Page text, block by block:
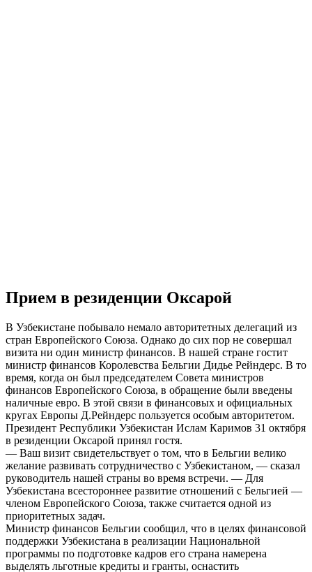
Прием в резиденции Оксарой
В Узбекистане побывало немало авторитетных делегаций из
стран Европейского Союза. Однако до сих пор не совершал
визита ни один министр финансов. В нашей стране гостит
министр финансов Королевства Бельгии Дидье Рейндерс. В то
время, когда он был председателем Совета министров
финансов Европейского Союза, в обращение были введены
наличные евро. В этой связи в финансовых и официальных
кругах Европы Д.Рейндерс пользуется особым авторитетом.
Президент Республики Узбекистан Ислам Каримов 31 октября
в резиденции Оксарой принял гостя.
— Ваш визит свидетельствует о том, что в Бельгии велико
желание развивать сотрудничество с Узбекистаном, — сказал
руководитель нашей страны во время встречи. — Для
Узбекистана всестороннее развитие отношений с Бельгией —
членом Европейского Союза, также считается одной из
приоритетных задач.
Министр финансов Бельгии сообщил, что в целях финансовой
поддержки Узбекистана в реализации Национальной
программы по подготовке кадров его страна намерена
выделять льготные кредиты и гранты, оснастить